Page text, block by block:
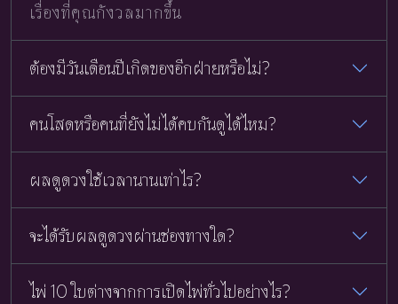
เรื่องที่คุณกังวลมากขึ้น
ต้องมีวันเดือนปีเกิดของอีกฝ่ายหรือไม่?
คนโสดหรือคนที่ยังไม่ได้คบกันดูได้ไหม?
ผลดูดวงใช้เวลานานเท่าไร?
จะได้รับผลดูดวงผ่านช่องทางใด?
ไพ่ 10 ใบต่างจากการเปิดไพ่ทั่วไปอย่างไร?